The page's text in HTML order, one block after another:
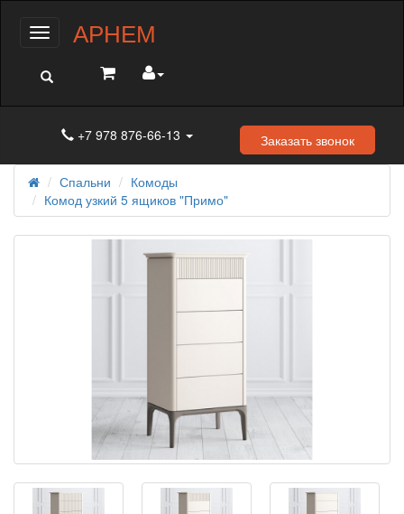
МенюАРНЕМ
+7 978 876-66-13 Заказать звонок
Спальни
Комоды
Комод узкий 5 ящиков "Примо"